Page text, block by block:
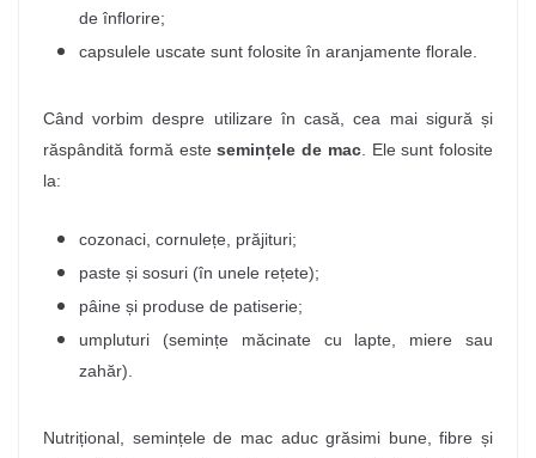
de înflorire;
capsulele uscate sunt folosite în aranjamente florale.
Când vorbim despre utilizare în casă, cea mai sigură și
răspândită formă estesemințele de mac. Ele sunt folosite
la:
cozonaci, cornulețe, prăjituri;
paste și sosuri (în unele rețete);
pâine și produse de patiserie;
umpluturi (semințe măcinate cu lapte, miere sau
zahăr).
Nutrițional, semințele de mac aduc grăsimi bune, fibre și